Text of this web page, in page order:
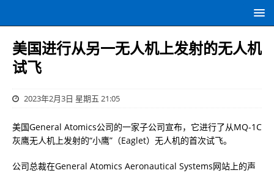
美国进行从另一无人机上发射的无人机
试飞
2023年2月3日 星期五 21:05
美国General Atomics公司的一家子公司宣布，它进行了从MQ-1C
灰鹰无人机上发射的“小鹰”（Eaglet）无人机的首次试飞。
公司总裁在General Atomics Aeronautical Systems网站上的声